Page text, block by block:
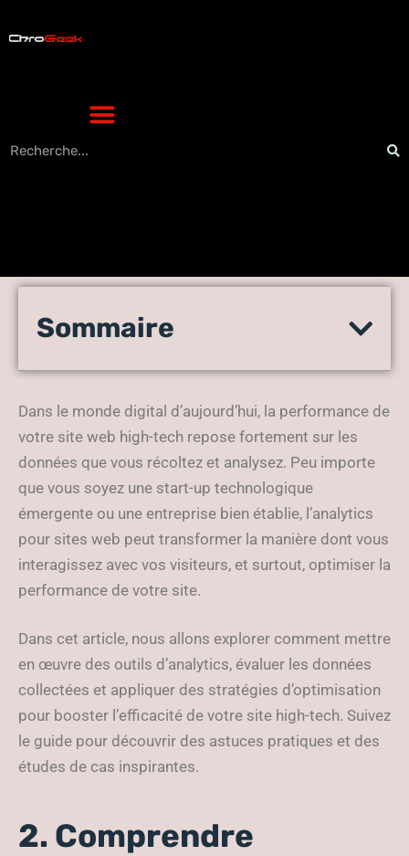
Optimisez Votre Site Web
Analytics : Guide et Astuces
Sommaire
Dans le monde digital d’aujourd’hui, la performance de
votre site web high-tech repose fortement sur les
données que vous récoltez et analysez. Peu importe
que vous soyez une start-up technologique
émergente ou une entreprise bien établie, l’analytics
pour sites web peut transformer la manière dont vous
interagissez avec vos visiteurs, et surtout, optimiser la
performance de votre site.
Dans cet article, nous allons explorer comment mettre
en œuvre des outils d’analytics, évaluer les données
collectées et appliquer des stratégies d’optimisation
pour booster l’efficacité de votre site high-tech. Suivez
le guide pour découvrir des astuces pratiques et des
études de cas inspirantes.
2. Comprendre